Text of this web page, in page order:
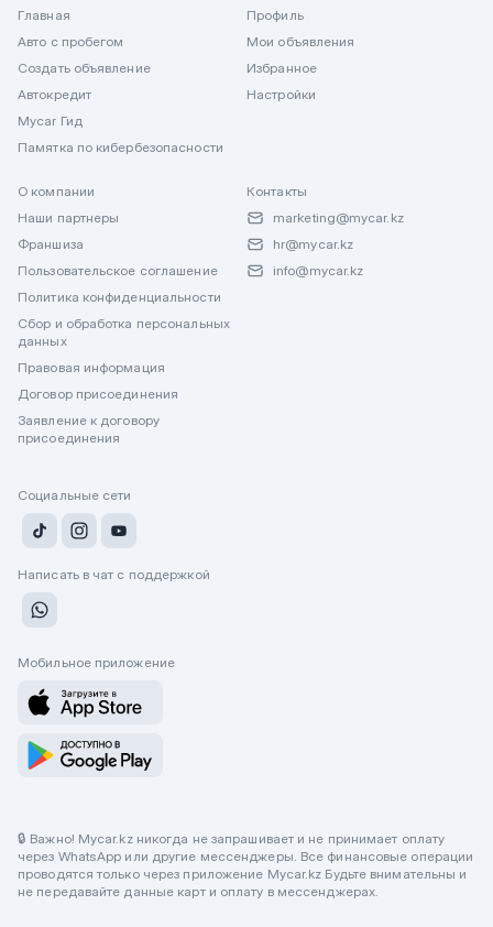
Главная
Авто с пробегом
Создать объявление
Автокредит
Mycar Гид
Памятка по кибербезопасности
Профиль
Мои объявления
Избранное
Настройки
О компании
Наши партнеры
Франшиза
Пользовательское соглашение
Политика конфиденциальности
Сбор и обработка персональных
данных
Правовая информация
Договор присоединения
Заявление к договору
присоединения
Контакты
marketing@mycar.kz
hr@mycar.kz
info@mycar.kz
Социальные сети
Написать в чат с поддержкой
Мобильное приложение
🔒 Важно! Mycar.kz никогда не запрашивает и не принимает оплату
через WhatsApp или другие мессенджеры. Все финансовые операции
проводятся только через приложение Mycar.kz Будьте внимательны и
не передавайте данные карт и оплату в мессенджерах.